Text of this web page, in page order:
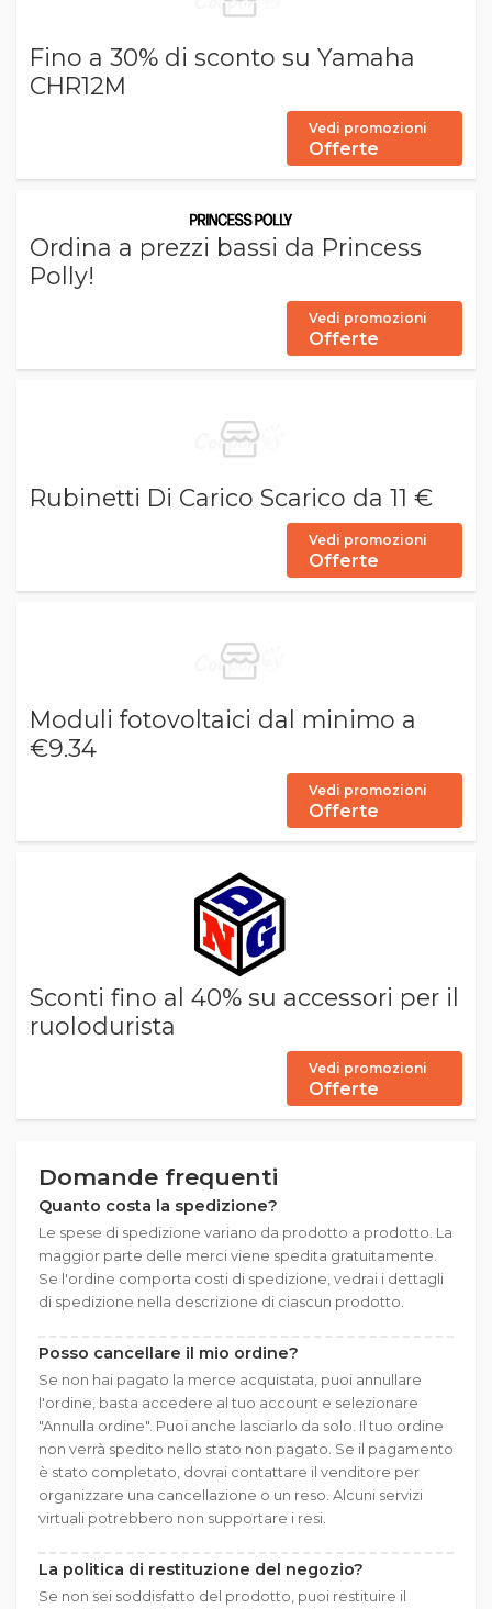
Fino a 30% di sconto su Yamaha
CHR12M
Vedi promozioni
Offerte
Ordina a prezzi bassi da Princess
Polly!
Vedi promozioni
Offerte
Rubinetti Di Carico Scarico da 11 €
Vedi promozioni
Offerte
Moduli fotovoltaici dal minimo a
€9.34
Vedi promozioni
Offerte
Sconti fino al 40% su accessori per il
ruolodurista
Vedi promozioni
Offerte
Domande frequenti
Quanto costa la spedizione?
Le spese di spedizione variano da prodotto a prodotto. La
maggior parte delle merci viene spedita gratuitamente.
Se l'ordine comporta costi di spedizione, vedrai i dettagli
di spedizione nella descrizione di ciascun prodotto.
Posso cancellare il mio ordine?
Se non hai pagato la merce acquistata, puoi annullare
l'ordine, basta accedere al tuo account e selezionare
"Annulla ordine". Puoi anche lasciarlo da solo. Il tuo ordine
non verrà spedito nello stato non pagato. Se il pagamento
è stato completato, dovrai contattare il venditore per
organizzare una cancellazione o un reso. Alcuni servizi
virtuali potrebbero non supportare i resi.
La politica di restituzione del negozio?
Se non sei soddisfatto del prodotto, puoi restituire il